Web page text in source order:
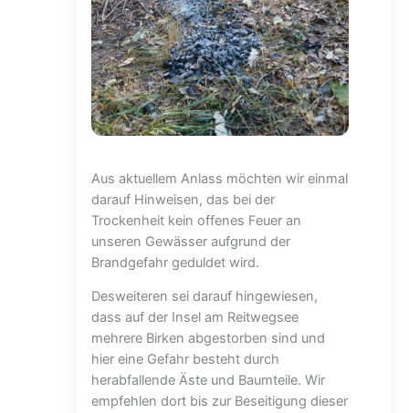
Aus aktuellem Anlass möchten wir einmal
darauf Hinweisen, das bei der
Trockenheit kein offenes Feuer an
unseren Gewässer aufgrund der
Brandgefahr geduldet wird.
Desweiteren sei darauf hingewiesen,
dass auf der Insel am Reitwegsee
mehrere Birken abgestorben sind und
hier eine Gefahr besteht durch
herabfallende Äste und Baumteile. Wir
empfehlen dort bis zur Beseitigung dieser